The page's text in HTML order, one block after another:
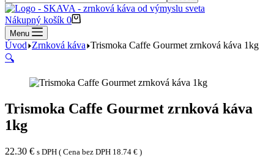
Nákupný košík 0
Menu
Úvod Zrnková káva Trismoka Caffe Gourmet zrnková káva 1kg
🔍
Trismoka Caffe Gourmet zrnková káva
1kg
22.30 € s DPH ( Cena bez DPH 18.74 € )